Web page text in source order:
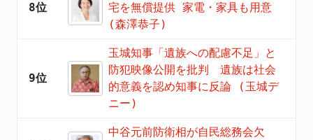
8位
宅を無償提供 家電・家具も用意
(森澤恭子)
9位
玉城知事「遺族への配慮不足」と
防犯映像公開を批判 遺族は社会
的意義を認め知事に反論 (玉城デ
ニー)
中谷元前防衛相が自民総務会欠